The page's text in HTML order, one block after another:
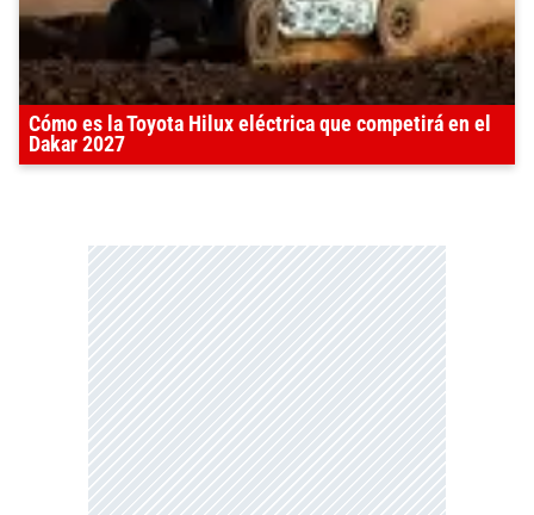
Cómo es la Toyota Hilux eléctrica que competirá en el
Dakar 2027